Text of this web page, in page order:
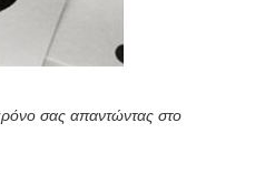
σας απαντώντας στο